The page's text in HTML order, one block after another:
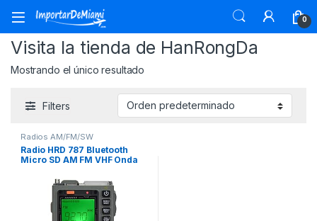
Skip to navigation
Skip to content
0
Visita la tienda de HanRongDa
Mostrando el único resultado
Filters
Radios AM/FM/SW
Radio HRD 787 Bluetooth
Micro SD AM FM VHF Onda